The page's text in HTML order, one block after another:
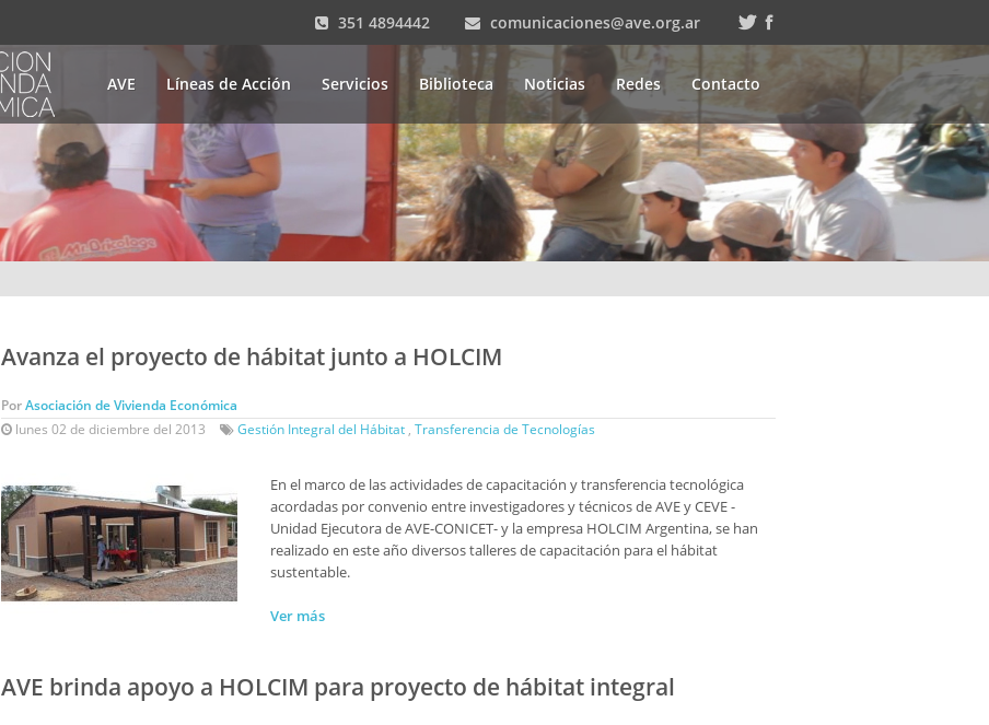
351 4894442 comunicaciones@ave.org.ar
AVE Líneas de Acción Servicios Biblioteca Noticias Redes Contacto
Avanza el proyecto de hábitat junto a HOLCIM
PorAsociación de Vivienda Económica
lunes 02 de diciembre del 2013
Gestión Integral del Hábitat , Transferencia de Tecnologías
En el marco de las actividades de capacitación y transferencia tecnológica
acordadas por convenio entre investigadores y técnicos de AVE y CEVE -
Unidad Ejecutora de AVE-CONICET- y la empresa HOLCIM Argentina, se han
realizado en este año diversos talleres de capacitación para el hábitat
sustentable.
Ver más
AVE brinda apoyo a HOLCIM para proyecto de hábitat integral